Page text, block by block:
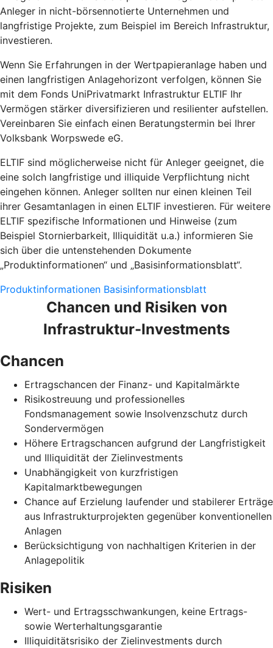
Anleger in nicht-börsennotierte Unternehmen und
langfristige Projekte, zum Beispiel im Bereich Infrastruktur,
investieren.
Wenn Sie Erfahrungen in der Wertpapieranlage haben und
einen langfristigen Anlagehorizont verfolgen, können Sie
mit dem Fonds UniPrivatmarkt Infrastruktur ELTIF Ihr
Vermögen stärker diversifizieren und resilienter aufstellen.
Vereinbaren Sie einfach einen Beratungstermin bei Ihrer
Volksbank Worpswede eG.
ELTIF sind möglicherweise nicht für Anleger geeignet, die
eine solch langfristige und illiquide Verpflichtung nicht
eingehen können. Anleger sollten nur einen kleinen Teil
ihrer Gesamtanlagen in einen ELTIF investieren. Für weitere
ELTIF spezifische Informationen und Hinweise (zum
Beispiel Stornierbarkeit, Illiquidität u.a.) informieren Sie
sich über die untenstehenden Dokumente
„Produktinformationen“ und „Basisinformationsblatt“.
Produktinformationen Basisinformationsblatt
Chancen und Risiken von
Infrastruktur-Investments
Chancen
Ertragschancen der Finanz- und Kapitalmärkte
Risikostreuung und professionelles
Fondsmanagement sowie Insolvenzschutz durch
Sondervermögen
Höhere Ertragschancen aufgrund der Langfristigkeit
und Illiquidität der Zielinvestments
Unabhängigkeit von kurzfristigen
Kapitalmarktbewegungen
Chance auf Erzielung laufender und stabilerer Erträge
aus Infrastrukturprojekten gegenüber konventionellen
Anlagen
Berücksichtigung von nachhaltigen Kriterien in der
Anlagepolitik
Risiken
Wert- und Ertragsschwankungen, keine Ertrags-
sowie Werterhaltungsgarantie
Illiquiditätsrisiko der Zielinvestments durch